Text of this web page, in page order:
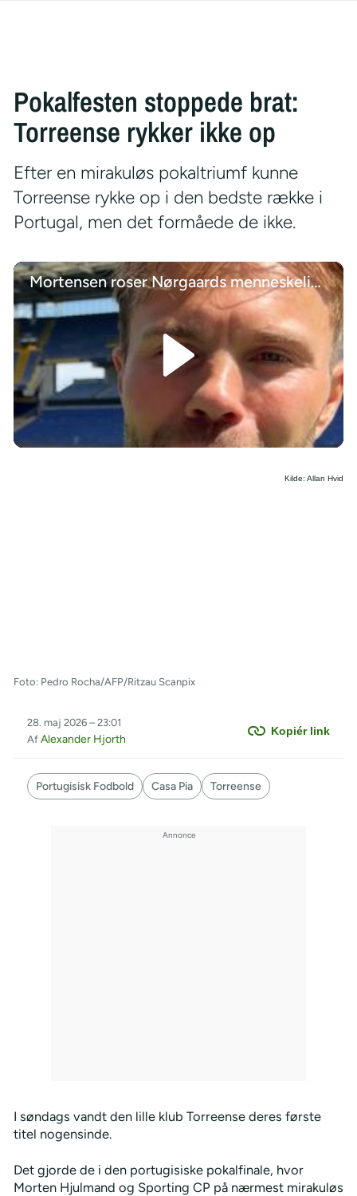
Pokalfesten stoppede brat:
Torreense rykker ikke op
Efter en mirakuløs pokaltriumf kunne
Torreense rykke op i den bedste række i
Portugal, men det formåede de ikke.
Mortensen roser Nørgaards menneskelige evner
Kilde: Allan Hvid
Foto: Pedro Rocha/AFP/Ritzau Scanpix
Kopiér link
28. maj 2026 – 23:01
Af Alexander Hjorth
Portugisisk Fodbold Casa Pia Torreense
I søndags vandt den lille klub Torreense deres første
titel nogensinde.
Det gjorde de i den portugisiske pokalfinale, hvor
Morten Hjulmand og Sporting CP på nærmest mirakuløs